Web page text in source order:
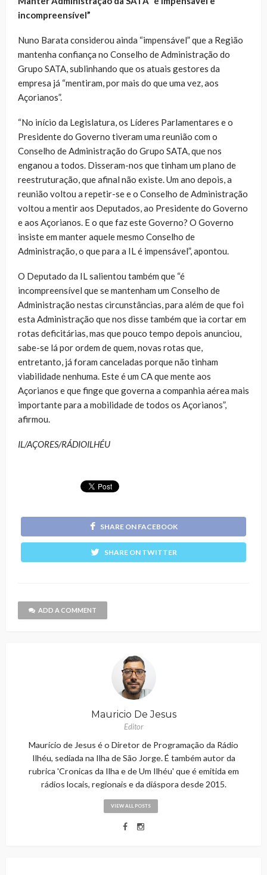
incompreensível”
Nuno Barata considerou ainda “impensável” que a Região
mantenha confiança no Conselho de Administração do
Grupo SATA, sublinhando que os atuais gestores da
empresa já “mentiram, por mais do que uma vez, aos
Açorianos”.
“No início da Legislatura, os Líderes Parlamentares e o
Presidente do Governo tiveram uma reunião com o
Conselho de Administração do Grupo SATA, que nos
enganou a todos. Disseram-nos que tinham um plano de
reestruturação, que afinal não existe. Um ano depois, a
reunião voltou a repetir-se e o Conselho de Administração
voltou a mentir aos Deputados, ao Presidente do Governo
e aos Açorianos. E o que faz este Governo? O Governo
insiste em manter aquele mesmo Conselho de
Administração, o que para a IL é impensável”, apontou.
O Deputado da IL salientou também que “é
incompreensível que se mantenham um Conselho de
Administração nestas circunstâncias, para além de que foi
esta Administração que nos disse também que ia cortar em
rotas deficitárias, mas que pouco tempo depois anunciou,
sabe-se lá por ordem de quem, novas rotas que,
entretanto, já foram canceladas porque não tinham
viabilidade nenhuma. Este é um CA que mente aos
Açorianos e que finge que governa a companhia aérea mais
importante para a mobilidade de todos os Açorianos”,
afirmou.
IL/AÇORES/RÁDIOILHÉU
SHARE ON FACEBOOK
SHARE ON TWITTER
ADD A COMMENT
Mauricio De Jesus
Editor
Maurício de Jesus é o Diretor de Programação da Rádio
Ilhéu, sediada na Ilha de São Jorge. É também autor da
rubrica 'Cronicas da Ilha e de Um Ilhéu' que é emitida em
rádios locais, regionais e da diáspora desde 2015.
VIEW ALL POSTS